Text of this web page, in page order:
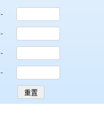
-
-
-
-
重置